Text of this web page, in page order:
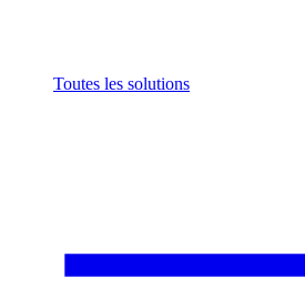
Toutes les solutions